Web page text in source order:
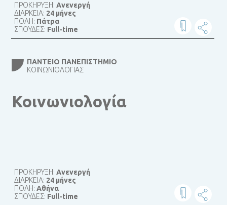
ΠΡΟΚΗΡΥΞΗ:Ανενεργή
ΔΙΑΡΚΕΙΑ: 24 μήνες
ΠΟΛΗ: Πάτρα
ΣΠΟΥΔΕΣ: Full-time
ΠΆΝΤΕΙΟ ΠΑΝΕΠΙΣΤΉΜΙΟ
ΚΟΙΝΩΝΙΟΛΟΓΊΑΣ
Κοινωνιολογία
ΠΡΟΚΗΡΥΞΗ:Ανενεργή
ΔΙΑΡΚΕΙΑ: 24 μήνες
ΠΟΛΗ:Αθήνα
ΣΠΟΥΔΕΣ: Full-time